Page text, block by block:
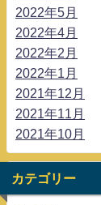
2022年5月
2022年4月
2022年2月
2022年1月
2021年12月
2021年11月
2021年10月
カテゴリー